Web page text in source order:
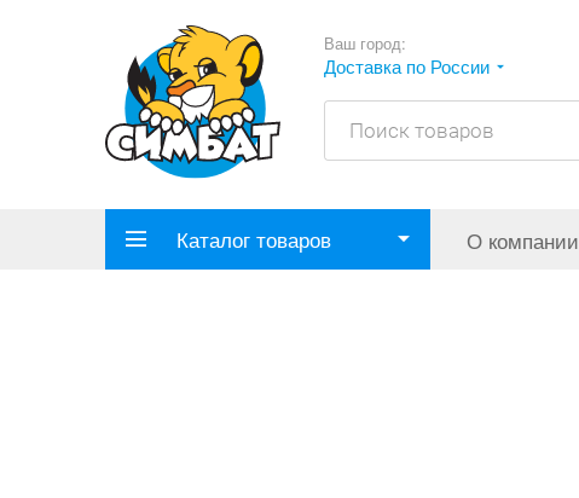
Ваш город:
Доставка по России
Каталог товаров О компании